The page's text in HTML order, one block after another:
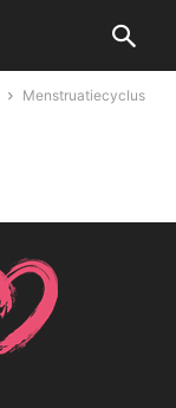
Menstruatiecyclus